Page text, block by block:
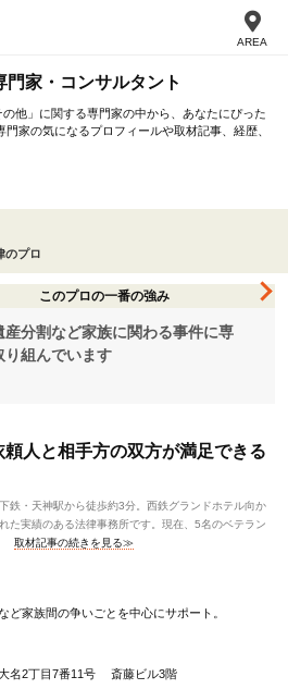
AREA
家・コンサルタント
他」に関する専門家の中から、あなたにぴった
家の気になるプロフィールや取材記事、経歴、
のプロ
このプロの一番の強み
産分割など家族に関わる事件に専
り組んでいます
人と相手方の双方が満足できる
鉄・天神駅から徒歩約3分。西鉄グランドホテル向か
た実績のある法律事務所です。現在、5名のベテラン
取材記事の続きを見る≫
ど家族間の争いごとを中心にサポート。
名2丁目7番11号 斎藤ビル3階